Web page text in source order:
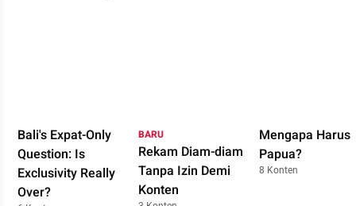
Bali's Expat-Only
Question: Is
Exclusivity Really
Over?
BARU
Rekam Diam-diam
Tanpa Izin Demi
Konten
Mengapa Harus
Papua?
8 Konten